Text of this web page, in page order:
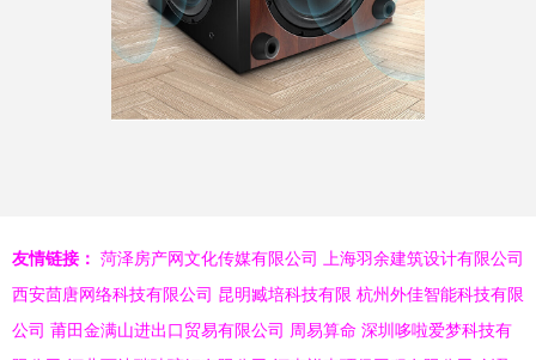
各型号发亮之间差
分层次绝对不少则
重新定制化
友情链接： 菏泽房产网文化传媒有限公司
上海羽余建筑设计有限公司
西安茴唐网络科技有限公司 昆明臧培科技有限 杭州外佳智能科技有限
公司 莆田金满山进出口贸易有限公司 周易算命 深圳哆啦爱梦科技有